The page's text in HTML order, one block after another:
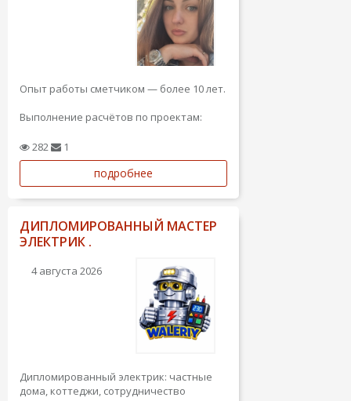
Опыт работы сметчиком — более 10 лет.
Выполнение расчётов по проектам:
чертежей, планировочных решений и
технических заданий, определение
состава работ, объёмов, материалов и
стоимости реализации.
Основные разделы: ремонтные...
282 1
подробнее
ДИПЛОМИРОВАННЫЙ МАСТЕР
ЭЛЕКТРИК .
4 августа 2026
Дипломированный электрик: частные
дома, коттеджи, сотрудничество